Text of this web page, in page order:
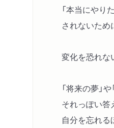
「本当にやり
されないため
変化を恐れな
「将来の夢」
それっぽい答
自分を忘れる